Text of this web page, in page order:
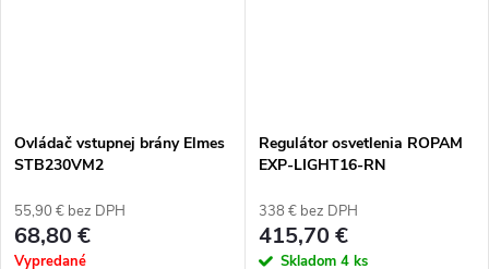
Ovládač vstupnej brány Elmes
STB230VM2
55,90 € bez DPH
68,80 €
Vypredané
Regulátor osvetlenia ROPAM
EXP-LIGHT16-RN
338 € bez DPH
415,70 €
Skladom 4 ks